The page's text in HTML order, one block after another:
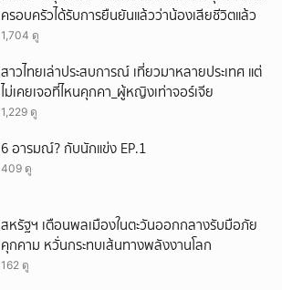
ครอบครัวได้รับการยืนยันแล้วว่าน้องเสียชีวิตแล้ว
1,704 ดู
สาวไทยเล่าประสบการณ์ เที่ยวมาหลายประเทศ แต่
ไม่เคยเจอที่ไหนคุกคา_ผู้หญิงเท่าจอร์เจีย
1,229 ดู
6 อารมณ์? กับนักแข่ง EP.1
409 ดู
สหรัฐฯ เตือนพลเมืองในตะวันออกกลางรับมือภัย
คุกคาม หวั่นกระทบเส้นทางพลังงานโลก
162 ดู